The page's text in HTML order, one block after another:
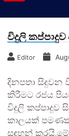
විදුලි
Editor
දිනපතා සිදුවන
කිරීමට රජය
විදුලි කප්පාදුව
කාලයක්
සඳහන්